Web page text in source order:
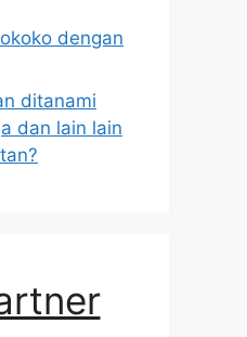
dengan
ditanami
dan lain lain